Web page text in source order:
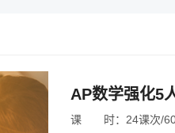
AP数学强化5
课 时： 24课次/